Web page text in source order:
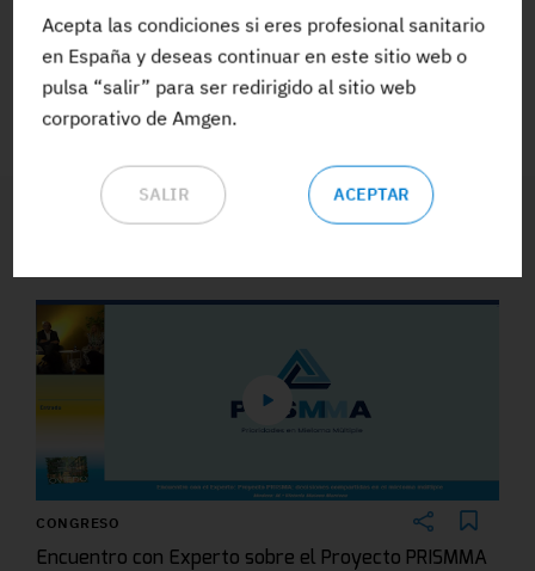
Acepta las condiciones si eres profesional sanitario
en España y deseas continuar en este sitio web o
pulsa “salir” para ser redirigido al sitio web
corporativo de Amgen.
SALIR ACEPTAR
ACCEDE A TODA LA FORMACIÓN
CONGRESO
Encuentro con Experto sobre el Proyecto PRISMMA